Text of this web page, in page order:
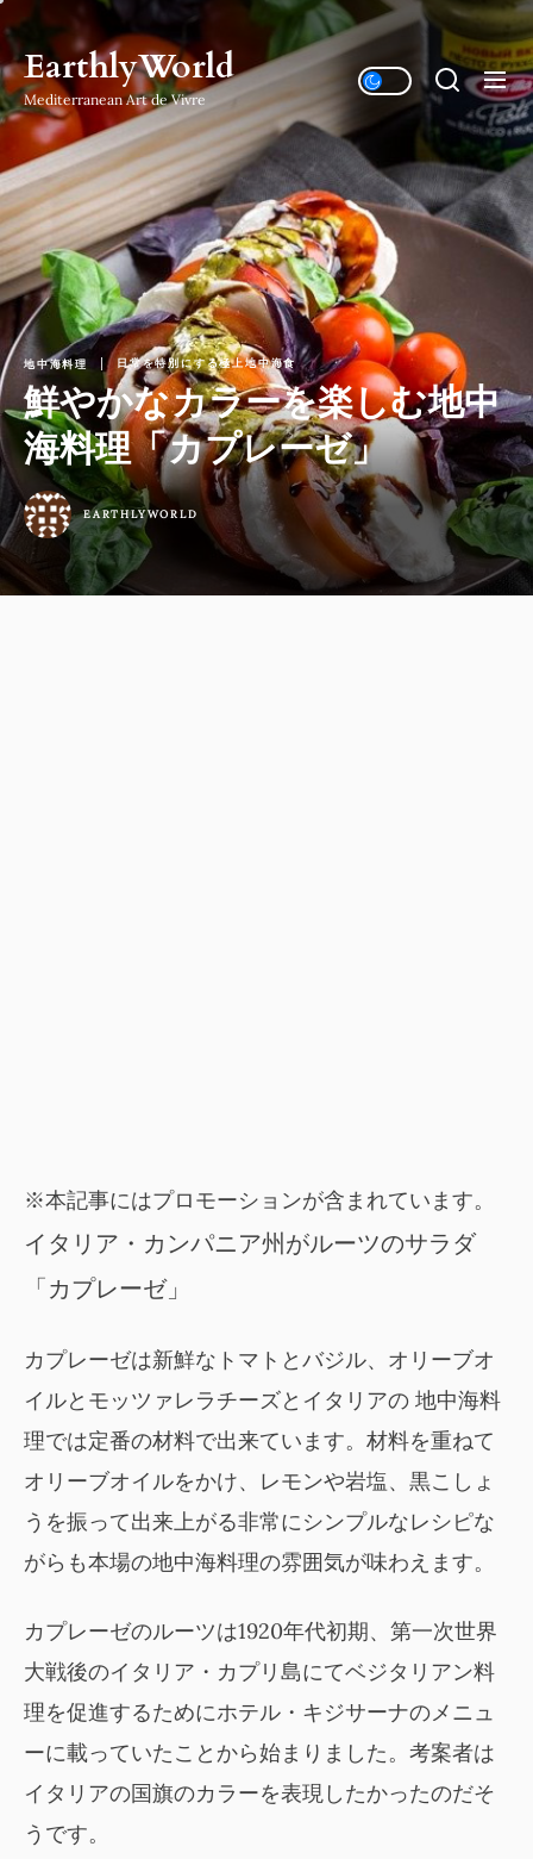
Skip
the
content
地中海料理 日常を特別にする極上地中海食
鮮やかなカラーを楽しむ地中
海料理「カプレーゼ」
EARTHLYWORLD
EarthlyWorld
Mediterranean Art de Vivre
※本記事にはプロモーションが含まれています。
イタリア・カンパニア州がルーツのサラダ
「カプレーゼ」
カプレーゼは新鮮なトマトとバジル、オリーブオ
イルとモッツァレラチーズとイタリアの 地中海料
理では定番の材料で出来ています。材料を重ねて
オリーブオイルをかけ、レモンや岩塩、黒こしょ
うを振って出来上がる非常にシンプルなレシピな
がらも本場の地中海料理の雰囲気が味わえます。
カプレーゼのルーツは1920年代初期、第一次世界
大戦後のイタリア・カプリ島にてベジタリアン料
理を促進するためにホテル・キジサーナのメニュ
ーに載っていたことから始まりました。考案者は
イタリアの国旗のカラーを表現したかったのだそ
うです。